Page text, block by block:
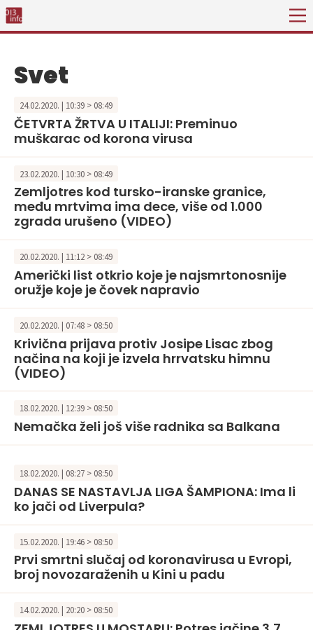
Svet
24.02.2020. | 10:39 > 08:49
ČETVRTA ŽRTVA U ITALIJI: Preminuo
muškarac od korona virusa
23.02.2020. | 10:30 > 08:49
Zemljotres kod tursko-iranske granice,
među mrtvima ima dece, više od 1.000
zgrada urušeno (VIDEO)
20.02.2020. | 11:12 > 08:49
Američki list otkrio koje je najsmrtonosnije
oružje koje je čovek napravio
20.02.2020. | 07:48 > 08:50
Krivična prijava protiv Josipe Lisac zbog
načina na koji je izvela hrrvatsku himnu
(VIDEO)
18.02.2020. | 12:39 > 08:50
Nemačka želi još više radnika sa Balkana
18.02.2020. | 08:27 > 08:50
DANAS SE NASTAVLJA LIGA ŠAMPIONA: Ima li
ko jači od Liverpula?
15.02.2020. | 19:46 > 08:50
Prvi smrtni slučaj od koronavirusa u Evropi,
broj novozaraženih u Kini u padu
14.02.2020. | 20:20 > 08:50